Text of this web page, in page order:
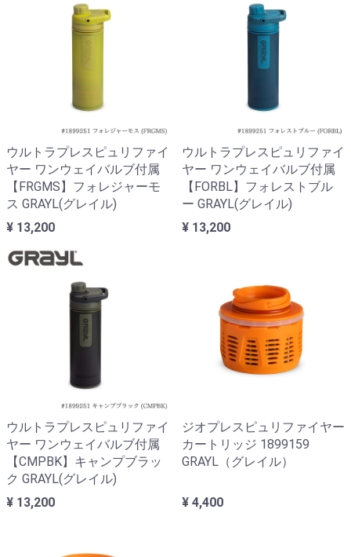
ウルトラプレスピュリファイ
ヤー ワンウェイバルブ付属
【FRGMS】フォレジャーモ
ス GRAYL(グレイル)
¥ 13,200
ウルトラプレスピュリファイ
ヤー ワンウェイバルブ付属
【FORBL】フォレストブル
ー GRAYL(グレイル)
¥ 13,200
ウルトラプレスピュリファイ
ヤー ワンウェイバルブ付属
【CMPBK】キャンプブラッ
ク GRAYL(グレイル)
¥ 13,200
ジオプレスピュリファイヤー
カートリッジ 1899159
GRAYL（グレイル）
¥ 4,400